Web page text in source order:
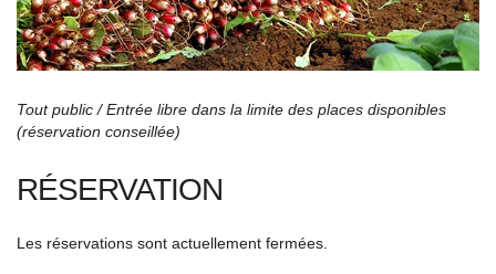
Tout public / Entrée libre dans la limite des places disponibles
(réservation conseillée)
RÉSERVATION
Les réservations sont actuellement fermées.